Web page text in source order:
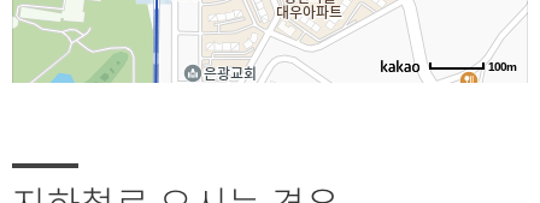
100m